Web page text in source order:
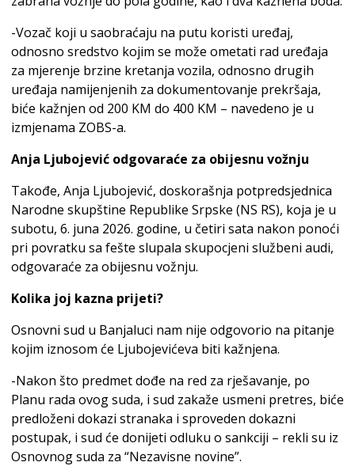
-Vozač koji u saobraćaju na putu koristi uređaj,
odnosno sredstvo kojim se može ometati rad uređaja
za mjerenje brzine kretanja vozila, odnosno drugih
uređaja namijenjenih za dokumentovanje prekršaja,
biće kažnjen od 200 KM do 400 KM – navedeno je u
izmjenama ZOBS-a.
Anja Ljubojević odgovaraće za obijesnu vožnju
Takođe, Anja Ljubojević, doskorašnja potpredsjednica
Narodne skupštine Republike Srpske (NS RS), koja je u
subotu, 6. juna 2026. godine, u četiri sata nakon ponoći
pri povratku sa fešte slupala skupocjeni službeni audi,
odgovaraće za obijesnu vožnju.
Kolika joj kazna prijeti?
Osnovni sud u Banjaluci nam nije odgovorio na pitanje
kojim iznosom će Ljubojevićeva biti kažnjena.
-Nakon što predmet dođe na red za rješavanje, po
Planu rada ovog suda, i sud zakaže usmeni pretres, biće
predloženi dokazi stranaka i sproveden dokazni
postupak, i sud će donijeti odluku o sankciji – rekli su iz
Osnovnog suda za “Nezavisne novine”.